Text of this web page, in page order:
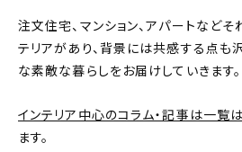
おすすめの記事
インテリア
注文住宅、マンション、アパートなど
テリアがあり、背景には共感する点も
な素敵な暮らしをお届けしていきます。
インテリア中心のコラム・記事は一覧
ます。